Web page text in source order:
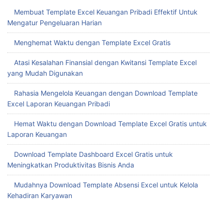
Membuat Template Excel Keuangan Pribadi Effektif Untuk
Mengatur Pengeluaran Harian
Menghemat Waktu dengan Template Excel Gratis
Atasi Kesalahan Finansial dengan Kwitansi Template Excel
yang Mudah Digunakan
Rahasia Mengelola Keuangan dengan Download Template
Excel Laporan Keuangan Pribadi
Hemat Waktu dengan Download Template Excel Gratis untuk
Laporan Keuangan
Download Template Dashboard Excel Gratis untuk
Meningkatkan Produktivitas Bisnis Anda
Mudahnya Download Template Absensi Excel untuk Kelola
Kehadiran Karyawan